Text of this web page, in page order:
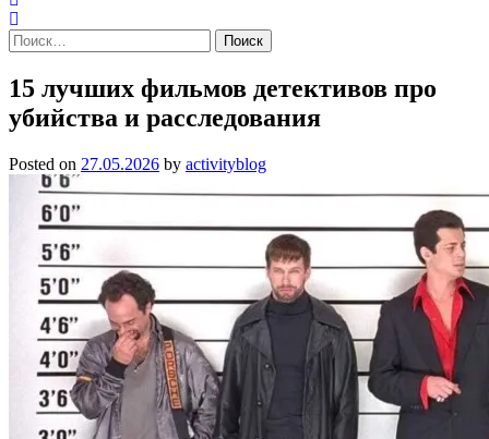
Найти:
15 лучших фильмов детективов про
убийства и расследования
Posted on 27.05.2026 by activityblog